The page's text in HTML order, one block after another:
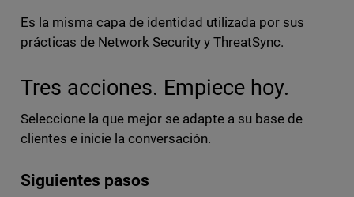
Es la misma capa de identidad utilizada por sus
prácticas de Network Security y ThreatSync.
Tres acciones. Empiece hoy.
Seleccione la que mejor se adapte a su base de
clientes e inicie la conversación.
Siguientes pasos